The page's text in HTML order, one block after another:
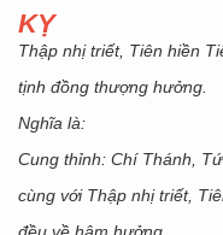
KỴ
Thập nhị triết, Tiên hiền
tịnh đồng thượng hưởng.
Nghĩa là:
Cung thỉnh: Chí Thánh,
cùng với Thập nhị triết,